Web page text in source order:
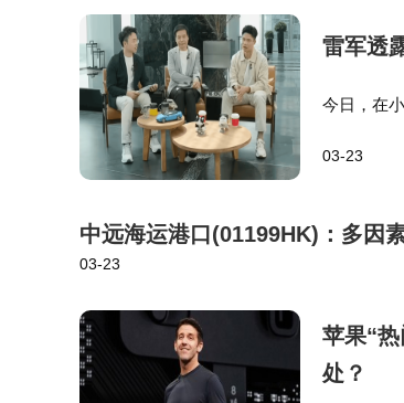
雷军透
今日，在
03-23
中远海运港口(01199HK)：多因
03-23
苹果“
处？